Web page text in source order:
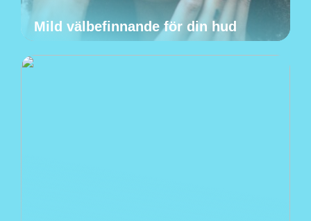
Mild välbefinnande för din hud